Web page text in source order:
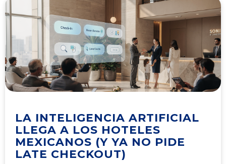
LA INTELIGENCIA ARTIFICIAL
LLEGA A LOS HOTELES
MEXICANOS (Y YA NO PIDE
LATE CHECKOUT)